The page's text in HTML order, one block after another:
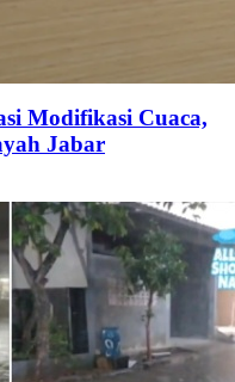
Modifikasi Cuaca,
Jabar